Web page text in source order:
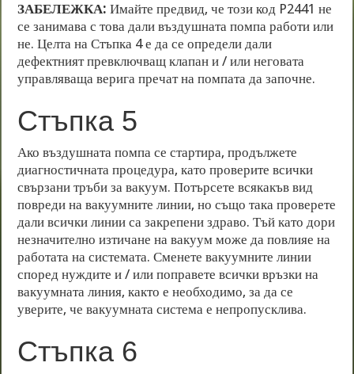
ЗАБЕЛЕЖКА: Имайте предвид, че този код P2441 не
се занимава с това дали въздушната помпа работи или
не. Целта на Стъпка 4 е да се определи дали
дефектният превключващ клапан и / или неговата
управляваща верига пречат на помпата да започне.
Стъпка 5
Ако въздушната помпа се стартира, продължете
диагностичната процедура, като проверите всички
свързани тръби за вакуум. Потърсете всякакъв вид
повреди на вакуумните линии, но също така проверете
дали всички линии са закрепени здраво. Тъй като дори
незначително изтичане на вакуум може да повлияе на
работата на системата. Сменете вакуумните линии
според нуждите и / или поправете всички връзки на
вакуумната линия, както е необходимо, за да се
уверите, че вакуумната система е непропусклива.
Стъпка 6